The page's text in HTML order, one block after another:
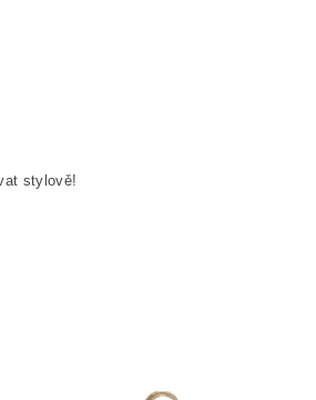
stylově!